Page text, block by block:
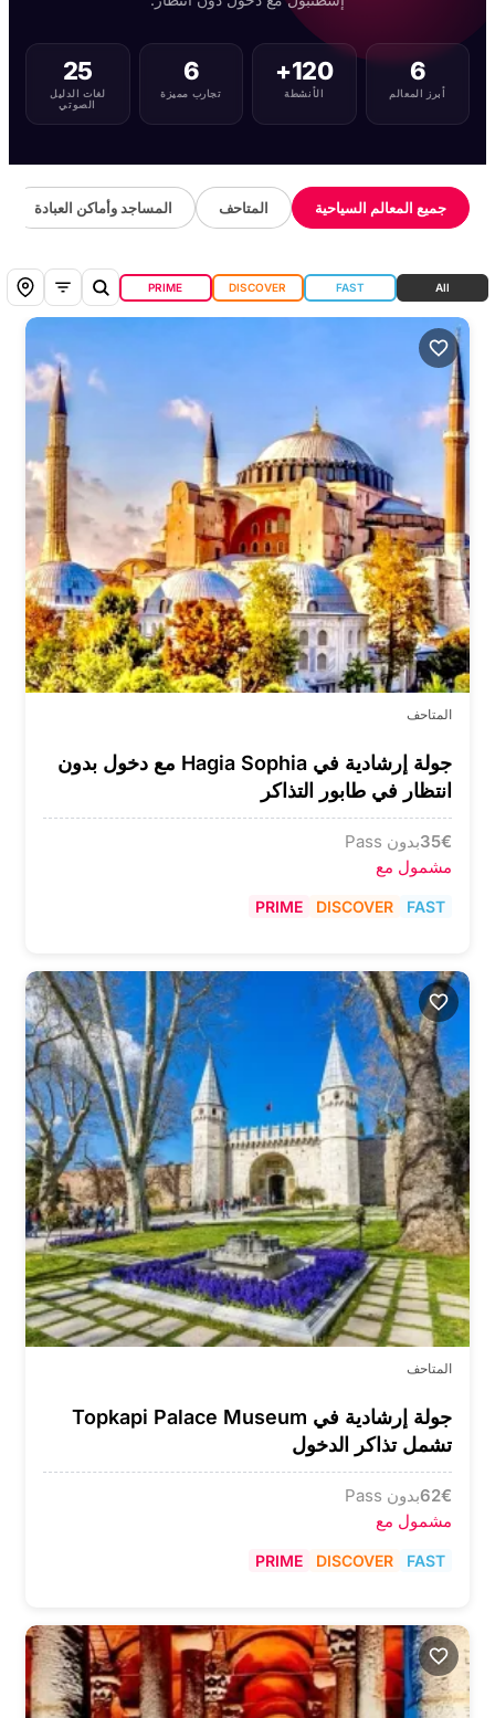
6
أبرز المعالم
120+
الأنشطة
6
تجارب مميزة
25
لغات الدليل
الصوتي
جميع المعالم السياحية المتاحف المساجد وأماكن العبادة
All
FAST
DISCOVER
PRIME
المتاحف
جولة إرشادية في Hagia Sophia مع دخول بدون
انتظار في طابور التذاكر
€
35بدون Pass
مشمول مع
FAST
DISCOVER
PRIME
المتاحف
جولة إرشادية في Topkapi Palace Museum
تشمل تذاكر الدخول
€
62بدون Pass
مشمول مع
FAST
DISCOVER
PRIME